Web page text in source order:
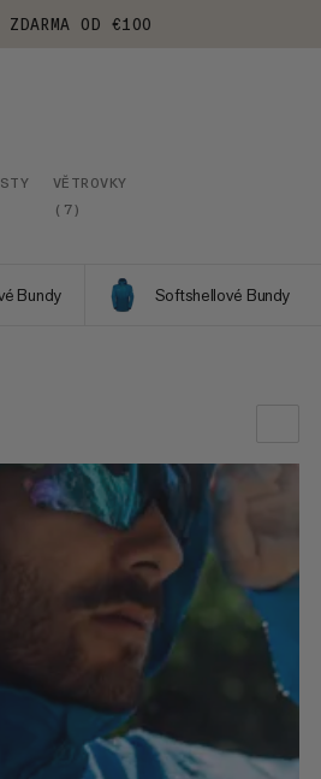
ZDARMA OD €100
VĚTROVKY
( 7)
Bundy Softshellové Bundy
NAŠE DOPORUČENÍ
CENA OD NEJNIŽŠÍ PO NEJVYŠŠÍ
CENA OD NEJVYŠŠÍ PO NEJNIŽŠÍ
CO JE NOVÉHO